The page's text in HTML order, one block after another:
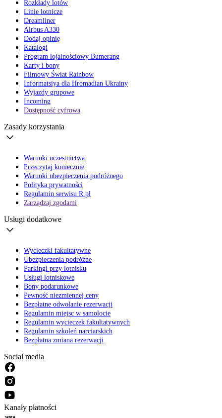
Rozkłady lotów
Linie lotnicze
Dreamliner
Airbus A330
Dodaj opinię
Katalogi
Program lojalnościowy Bumerang
Karty i bony
Filmowy Świat Rainbow
Informatsiya dla Hromadian Ukrainy
Wyjazdy grupowe
Incoming
Dostępność cyfrowa
Zasady korzystania
Warunki uczestnictwa
Przeczytaj koniecznie
Warunki ubezpieczenia podróżnego
Polityka prywatności
Regulamin serwisu R.pl
Zarządzaj zgodami
Usługi dodatkowe
Wycieczki fakultatywne
Ubezpieczenia podróżne
Parkingi przy lotnisku
Usługi lotniskowe
Bony podarunkowe
Pewność niezmiennej ceny
Bezpłatne odwołanie rezerwacji
Regulamin miejsc w samolocie
Regulamin wycieczek fakultatywnych
Regulamin szkoleń narciarskich
Bezpłatna zmiana rezerwacji
Social media
Kanały płatności